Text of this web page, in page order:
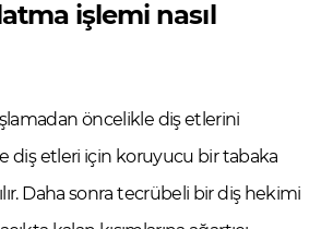
işlemi nasıl
öncelikle diş etlerini
diş etleri için koruyucu bir tabaka
Daha sonra tecrübeli bir diş hekimi